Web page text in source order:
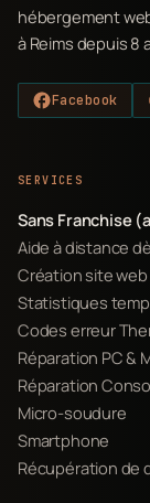
hébergement
à Reims depuis 8
Facebook
SERVICES
Sans Franchise
Aide à distance
Création site web
Statistiques
Codes erreur
Réparation PC &
Réparation
Micro-soudure
Smartphone
Récupération de